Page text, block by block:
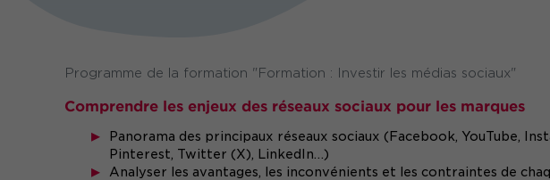
Programme de la formation "Formation : Investir les médias sociaux"
Comprendre les enjeux des réseaux sociaux pour les marques
Panorama des principaux réseaux sociaux (Facebook, YouTube,
Pinterest, Twitter (X), LinkedIn…)
Analyser les avantages, les inconvénients et les contraintes de